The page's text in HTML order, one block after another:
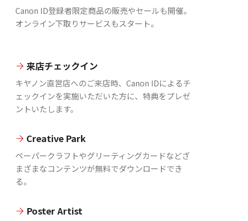
Canon ID登録者限定商品の販売やセールも開催。
オンライン下取りサービスもスタート。
来店チェックイン
キヤノン直営店へのご来店時、Canon IDによるチ
ェックインを実施いただいた方に、特典をプレゼ
ントいたします。
Creative Park
ペーパークラフトやグリーティングカードなどざ
まざまなコンテンツが無料でダウンロードでき
る。
Poster Artist